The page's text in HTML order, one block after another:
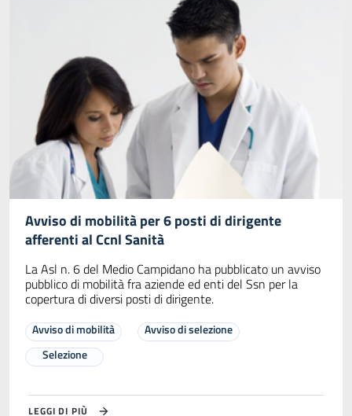
Avviso di mobilità per 6 posti di dirigente
afferenti al Ccnl Sanità
La Asl n. 6 del Medio Campidano ha pubblicato un avviso
pubblico di mobilità fra aziende ed enti del Ssn per la
copertura di diversi posti di dirigente.
Avviso di mobilità
Avviso di selezione
Selezione
LEGGI DI PIÙ